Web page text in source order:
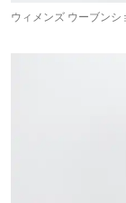
ウィメンズ ウーブン